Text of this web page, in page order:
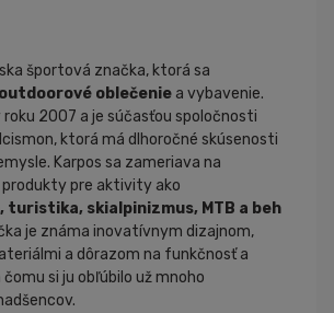
športová značka, ktorá sa
outdoorové oblečenie a vybavenie.
roku 2007 a je súčasťou spoločnosti
ktorá má dlhoročné skúsenosti
Karpos sa zameriava na
pre aktivity ako
turistika, skialpinizmus, MTB a beh
je známa inovatívnym dizajnom,
a dôrazom na funkčnosť a
si ju obľúbilo už mnoho